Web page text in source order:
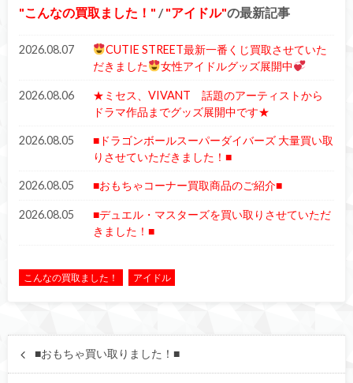
こんなの買取ました！ / アイドル の最新記事
2026.08.07
CUTIE STREET最新一番くじ買取させていた
だきました
女性アイドルグッズ展開中
2026.08.06
★ミセス、VIVANT 話題のアーティストから
ドラマ作品までグッズ展開中です★
2026.08.05
■ドラゴンボールスーパーダイバーズ 大量買い取
りさせていただきました！■
2026.08.05 ■おもちゃコーナー買取商品のご紹介■
2026.08.05
■デュエル・マスターズを買い取りさせていただ
きました！■
こんなの買取ました！ アイドル
■おもちゃ買い取りました！■